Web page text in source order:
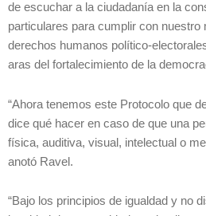
de escuchar a la ciudadanía en la
particulares para cumplir con nuestro
derechos humanos político-
aras del fortalecimiento de la
“Ahora tenemos este Protocolo que
dice qué hacer en caso de que una
física, auditiva, visual, intelectual o
anotó Ravel.
“Bajo los principios de igualdad y no